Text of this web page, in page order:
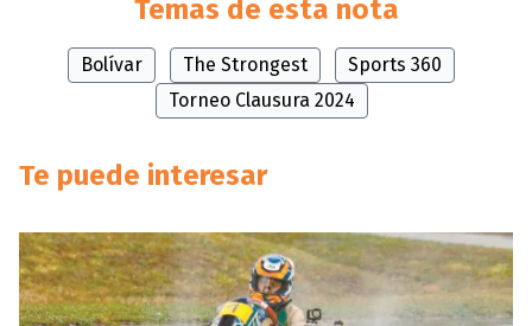
Temas de esta nota
Bolívar The Strongest
Sports 360
Torneo Clausura 2024
Te puede interesar